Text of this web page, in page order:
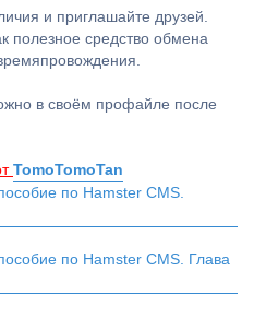
и приглашайте друзей.
полезное средство обмена
в своём профайле после
TomoTomoTan
по Hamster CMS.
по Hamster CMS. Глава